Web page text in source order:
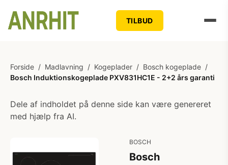
TILBUD
Forside / Madlavning / Kogeplader / Bosch kogeplade /
Bosch Induktionskogeplade PXV831HC1E - 2+2 års garanti
Dele af indholdet på denne side kan være genereret
med hjælp fra AI.
BOSCH
Bosch